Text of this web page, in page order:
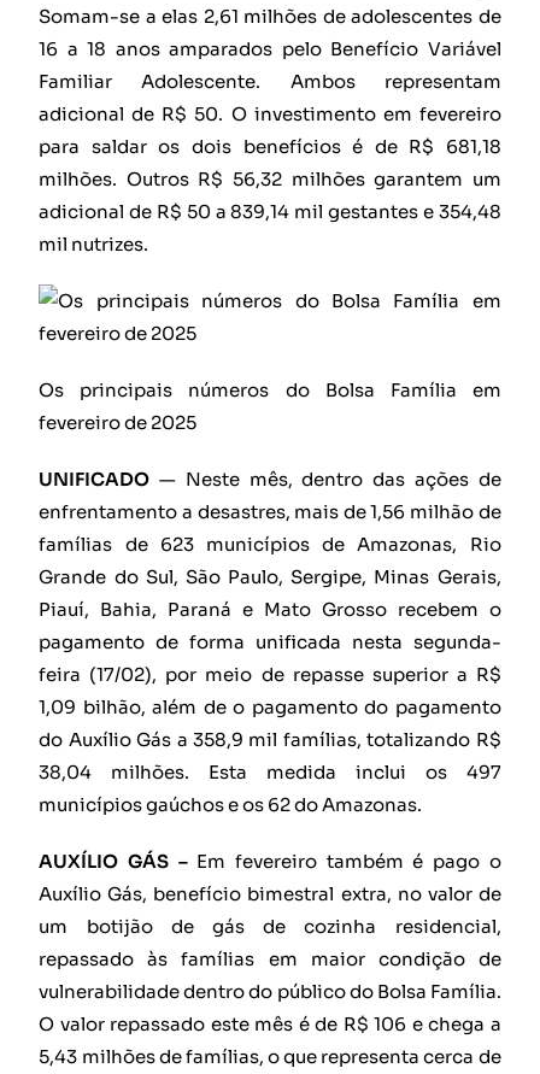
Somam-se a elas 2,61 milhões de adolescentes de
16 a 18 anos amparados pelo Benefício Variável
Familiar Adolescente. Ambos representam
adicional de R$ 50. O investimento em fevereiro
para saldar os dois benefícios é de R$ 681,18
milhões. Outros R$ 56,32 milhões garantem um
adicional de R$ 50 a 839,14 mil gestantes e 354,48
mil nutrizes.
Os principais números do Bolsa Família em
fevereiro de 2025
UNIFICADO — Neste mês, dentro das ações de
enfrentamento a desastres, mais de 1,56 milhão de
famílias de 623 municípios de Amazonas, Rio
Grande do Sul, São Paulo, Sergipe, Minas Gerais,
Piauí, Bahia, Paraná e Mato Grosso recebem o
pagamento de forma unificada nesta segunda-
feira (17/02), por meio de repasse superior a R$
1,09 bilhão, além de o pagamento do pagamento
do Auxílio Gás a 358,9 mil famílias, totalizando R$
38,04 milhões. Esta medida inclui os 497
municípios gaúchos e os 62 do Amazonas.
AUXÍLIO GÁS – Em fevereiro também é pago o
Auxílio Gás, benefício bimestral extra, no valor de
um botijão de gás de cozinha residencial,
repassado às famílias em maior condição de
vulnerabilidade dentro do público do Bolsa Família.
O valor repassado este mês é de R$ 106 e chega a
5,43 milhões de famílias, o que representa cerca de